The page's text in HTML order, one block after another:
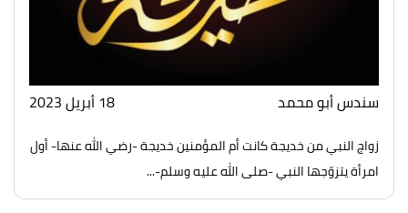
سندس أبو محمد 18 أبريل 2023
زواج النبي من خديجة كانت أم المؤمنين خديجة -رضي الله عنها- أول
امرأة يتزوّجها النبي -صلى الله عليه وسلم-...